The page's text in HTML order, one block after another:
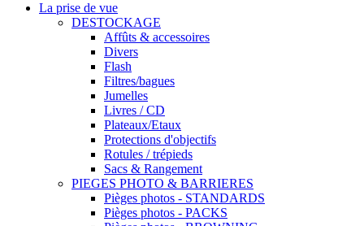
La prise de vue
DESTOCKAGE
Affûts & accessoires
Divers
Flash
Filtres/bagues
Jumelles
Livres / CD
Plateaux/Etaux
Protections d'objectifs
Rotules / trépieds
Sacs & Rangement
PIEGES PHOTO & BARRIERES
Pièges photos - STANDARDS
Pièges photos - PACKS